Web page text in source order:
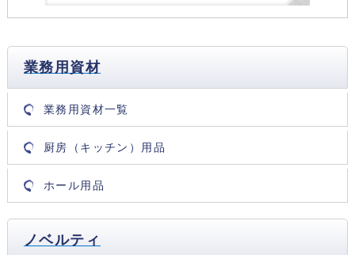
業務用資材
業務用資材一覧
厨房（キッチン）用品
ホール用品
ノベルティ